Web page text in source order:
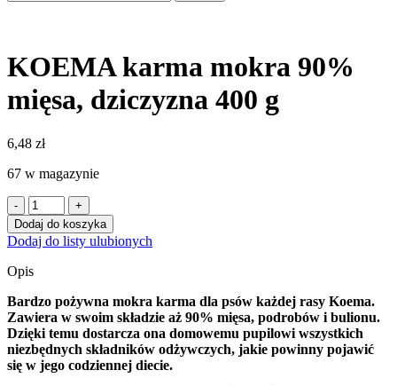
KOEMA karma mokra 90%
mięsa, dziczyzna 400 g
6,48 zł
67 w magazynie
Dodaj do koszyka
Dodaj do listy ulubionych
Opis
Bardzo pożywna mokra karma dla psów każdej rasy Koema.
Zawiera w swoim składzie aż 90% mięsa, podrobów i bulionu.
Dzięki temu dostarcza ona domowemu pupilowi wszystkich
niezbędnych składników odżywczych, jakie powinny pojawić
się w jego codziennej diecie.